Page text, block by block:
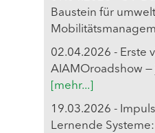
Baustein für
02.04.2026 - Erste
AIAMOroadshow
[mehr...]
19.03.2026 -
Lernende